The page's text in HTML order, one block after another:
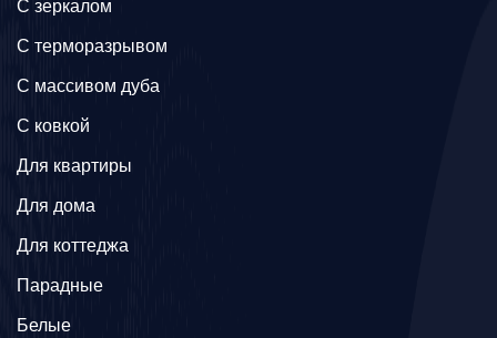
C зеркалом
C терморазрывом
C массивом дуба
C ковкой
Для квартиры
Для дома
Для коттеджа
Парадные
Белые